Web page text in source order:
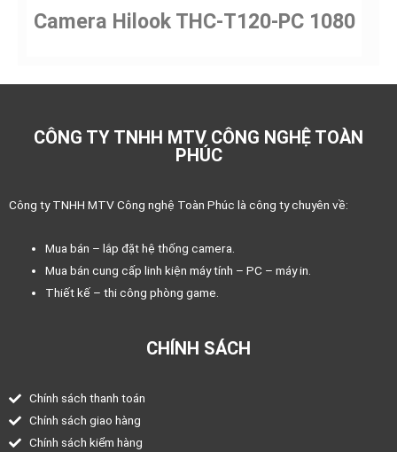
Camera Hilook THC-T120-PC 1080
CÔNG TY TNHH MTV CÔNG NGHỆ TOÀN
PHÚC
Công ty TNHH MTV Công nghệ Toàn Phúc là công ty chuyên về:
Mua bán – lắp đặt hệ thống camera.
Mua bán cung cấp linh kiện máy tính – PC – máy in.
Thiết kế – thi công phòng game.
CHÍNH SÁCH
Chính sách thanh toán
Chính sách giao hàng
Chính sách kiểm hàng